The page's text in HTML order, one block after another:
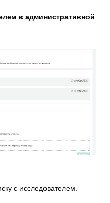
в административной
с исследователем.